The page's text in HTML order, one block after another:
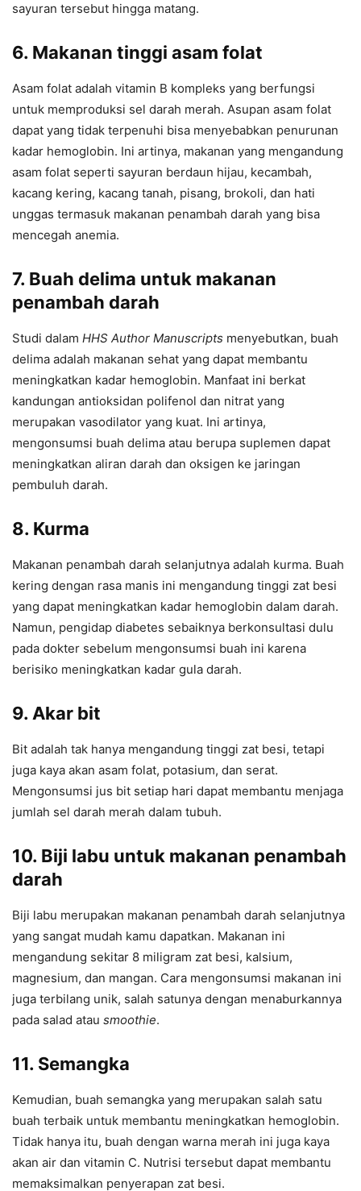
sayuran tersebut hingga matang.
6. Makanan tinggi asam folat
Asam folat adalah vitamin B kompleks yang berfungsi
untuk memproduksi sel darah merah. Asupan asam folat
dapat yang tidak terpenuhi bisa menyebabkan penurunan
kadar hemoglobin. Ini artinya, makanan yang mengandung
asam folat seperti sayuran berdaun hijau, kecambah,
kacang kering, kacang tanah, pisang, brokoli, dan hati
unggas termasuk makanan penambah darah yang bisa
mencegah anemia.
7. Buah delima untuk makanan
penambah darah
Studi dalam HHS Author Manuscripts menyebutkan, buah
delima adalah makanan sehat yang dapat membantu
meningkatkan kadar hemoglobin. Manfaat ini berkat
kandungan antioksidan polifenol dan nitrat yang
merupakan vasodilator yang kuat. Ini artinya,
mengonsumsi buah delima atau berupa suplemen dapat
meningkatkan aliran darah dan oksigen ke jaringan
pembuluh darah.
8. Kurma
Makanan penambah darah selanjutnya adalah kurma. Buah
kering dengan rasa manis ini mengandung tinggi zat besi
yang dapat meningkatkan kadar hemoglobin dalam darah.
Namun, pengidap diabetes sebaiknya berkonsultasi dulu
pada dokter sebelum mengonsumsi buah ini karena
berisiko meningkatkan kadar gula darah.
9. Akar bit
Bit adalah tak hanya mengandung tinggi zat besi, tetapi
juga kaya akan asam folat, potasium, dan serat.
Mengonsumsi jus bit setiap hari dapat membantu menjaga
jumlah sel darah merah dalam tubuh.
10. Biji labu untuk makanan penambah
darah
Biji labu merupakan makanan penambah darah selanjutnya
yang sangat mudah kamu dapatkan. Makanan ini
mengandung sekitar 8 miligram zat besi, kalsium,
magnesium, dan mangan. Cara mengonsumsi makanan ini
juga terbilang unik, salah satunya dengan menaburkannya
pada salad atau smoothie.
11. Semangka
Kemudian, buah semangka yang merupakan salah satu
buah terbaik untuk membantu meningkatkan hemoglobin.
Tidak hanya itu, buah dengan warna merah ini juga kaya
akan air dan vitamin C. Nutrisi tersebut dapat membantu
memaksimalkan penyerapan zat besi.